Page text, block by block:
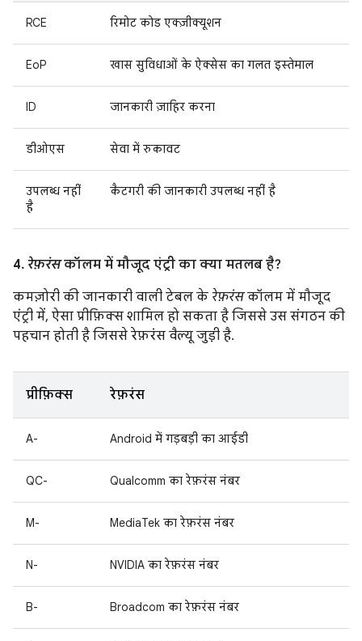
RCE रिमोट कोड एक्ज़ीक्यूशन
EoP खास सुविधाओं के ऐक्सेस का गलत इस्तेमाल
ID जानकारी ज़ाहिर करना
डीओएस सेवा में रुकावट
उपलब्ध नहीं
है
कैटगरी की जानकारी उपलब्ध नहीं है
4. रेफ़रंसकॉलम में मौजूद एंट्री का क्या मतलब है?
कमज़ोरी की जानकारी वाली टेबल के रेफ़रंसकॉलम में मौजूद
एंट्री में, ऐसा प्रीफ़िक्स शामिल हो सकता है जिससे उस संगठन की
पहचान होती है जिससे रेफ़रंस वैल्यू जुड़ी है.
प्रीफ़िक्स रेफ़रंस
A- Android में गड़बड़ी का आईडी
QC- Qualcomm का रेफ़रंस नंबर
M- MediaTek का रेफ़रंस नंबर
N- NVIDIA का रेफ़रंस नंबर
B- Broadcom का रेफ़रंस नंबर